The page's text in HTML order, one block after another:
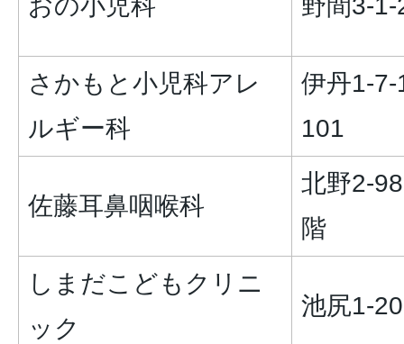
おの小児科 野間3-1-
さかもと小児科アレ
ルギー科
伊丹1-7-
101
佐藤耳鼻咽喉科
北野2-
階
しまだこどもクリニ
ック
池尻1-